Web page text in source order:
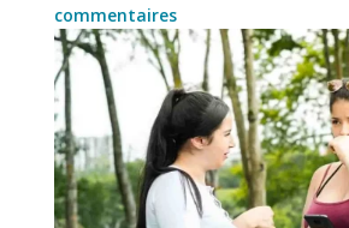
commentaires